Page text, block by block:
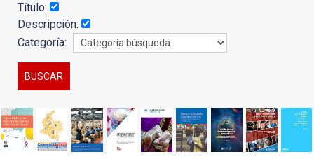
Título:
Descripción:
Categoría: